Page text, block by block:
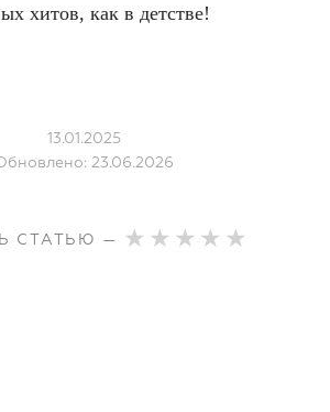
хитов, как в детстве!
13.01.2025
23.06.2026
СТАТЬЮ —